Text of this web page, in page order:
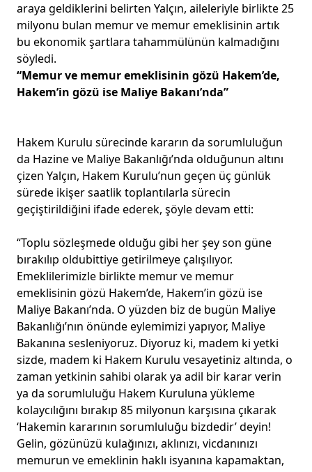
araya geldiklerini belirten Yalçın, aileleriyle birlikte 25
milyonu bulan memur ve memur emeklisinin artık
bu ekonomik şartlara tahammülünün kalmadığını
söyledi.
“Memur ve memur emeklisinin gözü Hakem’de,
Hakem’in gözü ise Maliye Bakanı’nda”
Hakem Kurulu sürecinde kararın da sorumluluğun
da Hazine ve Maliye Bakanlığı’nda olduğunun altını
çizen Yalçın, Hakem Kurulu’nun geçen üç günlük
sürede ikişer saatlik toplantılarla sürecin
geçiştirildiğini ifade ederek, şöyle devam etti:
“Toplu sözleşmede olduğu gibi her şey son güne
bırakılıp oldubittiye getirilmeye çalışılıyor.
Emeklilerimizle birlikte memur ve memur
emeklisinin gözü Hakem’de, Hakem’in gözü ise
Maliye Bakanı’nda. O yüzden biz de bugün Maliye
Bakanlığı’nın önünde eylemimizi yapıyor, Maliye
Bakanına sesleniyoruz. Diyoruz ki, madem ki yetki
sizde, madem ki Hakem Kurulu vesayetiniz altında, o
zaman yetkinin sahibi olarak ya adil bir karar verin
ya da sorumluluğu Hakem Kuruluna yükleme
kolaycılığını bırakıp 85 milyonun karşısına çıkarak
‘Hakemin kararının sorumluluğu bizdedir’ deyin!
Gelin, gözünüzü kulağınızı, aklınızı, vicdanınızı
memurun ve emeklinin haklı isyanına kapamaktan,